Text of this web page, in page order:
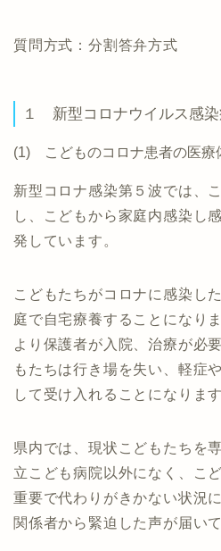
質問方式：分割答弁方式
１ 新型コロナウイルス感染
(1) こどものコロナ患者の医療
新型コロナ感染第５波では、
し、こどもから家庭内感染し
発しています。
こどもたちがコロナに感染し
庭で自宅療養することになり
より保護者が入院、治療が必
もたちは行き場を失い、軽症
して受け入れることになります
県内では、現状こどもたちを
立こども病院以外になく、こ
重要で代わりがきかない状況
関係者から緊迫した声が届いて